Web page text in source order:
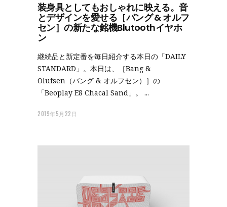
装身具としてもおしゃれに映える。音
とデザインを愛せる［バング & オルフ
セン］の新たな銘機Blutoothイヤホ
ン
継続品と新定番を毎日紹介する本日の「DAILY
STANDARD」。本日は、［Bang &
Olufsen（バング & オルフセン）］の
「Beoplay E8 Chacal Sand」。
2019年5月22日